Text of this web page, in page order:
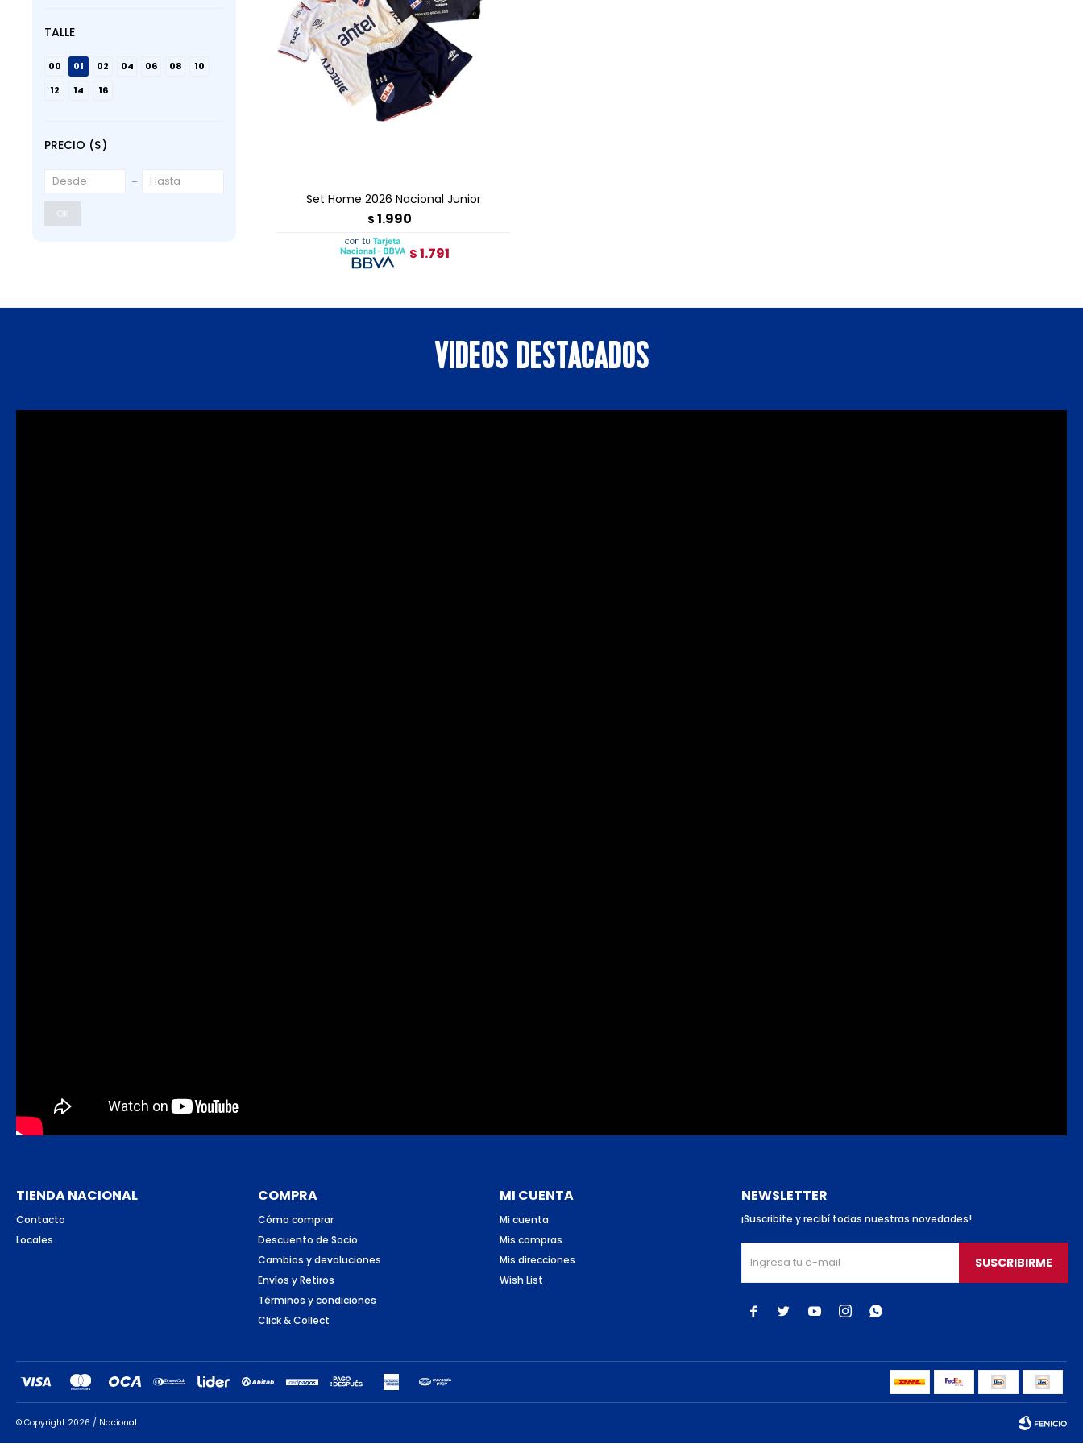
Set Home 2026 Nacional Junior
$ 1.990
$ 1.791
TALLE
00 01 02 04 06 08
10
12
14 16
PRECIO ($)
OK
VIDEOS DESTACADOS
TIENDA NACIONAL
Contacto
Locales
COMPRA
Cómo comprar
Descuento de Socio
Cambios y devoluciones
Envíos y Retiros
Términos y condiciones
Click & Collect
MI CUENTA
Mi cuenta
Mis compras
Mis direcciones
Wish List
NEWSLETTER
¡Suscribite y recibí todas nuestras novedades!
SUSCRIBIRME
    
© Copyright 2026 / Nacional